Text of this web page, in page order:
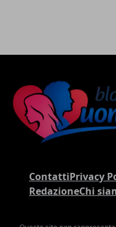
ContattiPrivacy
RedazioneChi